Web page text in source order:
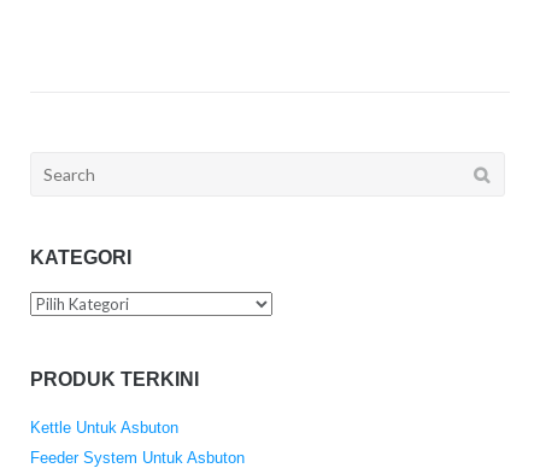
Search
KATEGORI
Kategori
PRODUK TERKINI
Kettle Untuk Asbuton
Feeder System Untuk Asbuton